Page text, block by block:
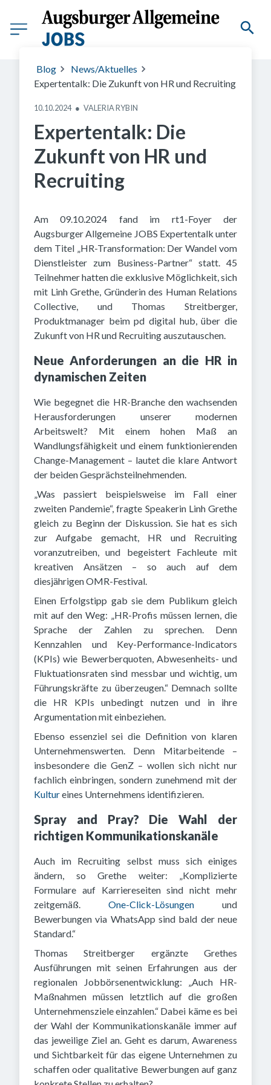
Blog
News/Aktuelles
Expertentalk: Die Zukunft von HR und Recruiting
10.10.2024 ● VALERIA RYBIN
Expertentalk: Die
Zukunft von HR und
Recruiting
Am 09.10.2024 fand im rt1-Foyer der
Augsburger Allgemeine JOBS Expertentalk unter
dem Titel „HR-Transformation: Der Wandel vom
Dienstleister zum Business-Partner“ statt. 45
Teilnehmer hatten die exklusive Möglichkeit, sich
mit Linh Grethe, Gründerin des Human Relations
Collective, und Thomas Streitberger,
Produktmanager beim pd digital hub, über die
Zukunft von HR und Recruiting auszutauschen.
Neue Anforderungen an die HR in
dynamischen Zeiten
Wie begegnet die HR-Branche den wachsenden
Herausforderungen unserer modernen
Arbeitswelt? Mit einem hohen Maß an
Wandlungsfähigkeit und einem funktionierenden
Change-Management – lautet die klare Antwort
der beiden Gesprächsteilnehmenden.
„Was passiert beispielsweise im Fall einer
zweiten Pandemie“, fragte Speakerin Linh Grethe
gleich zu Beginn der Diskussion. Sie hat es sich
zur Aufgabe gemacht, HR und Recruiting
voranzutreiben, und begeistert Fachleute mit
kreativen Ansätzen – so auch auf dem
diesjährigen OMR-Festival.
Einen Erfolgstipp gab sie dem Publikum gleich
mit auf den Weg: „HR-Profis müssen lernen, die
Sprache der Zahlen zu sprechen. Denn
Kennzahlen und Key-Performance-Indicators
(KPIs) wie Bewerberquoten, Abwesenheits- und
Fluktuationsraten sind messbar und wichtig, um
Führungskräfte zu überzeugen.“ Demnach sollte
die HR KPIs unbedingt nutzen und in ihre
Argumentation mit einbeziehen.
Ebenso essenziel sei die Definition von klaren
Unternehmenswerten. Denn Mitarbeitende –
insbesondere die GenZ – wollen sich nicht nur
fachlich einbringen, sondern zunehmend mit der
Kultureines Unternehmens identifizieren.
Spray and Pray? Die Wahl der
richtigen Kommunikationskanäle
Auch im Recruiting selbst muss sich einiges
ändern, so Grethe weiter: „Komplizierte
Formulare auf Karriereseiten sind nicht mehr
zeitgemäß. One-Click-Lösungen und
Bewerbungen via WhatsApp sind bald der neue
Standard.“
Thomas Streitberger ergänzte Grethes
Ausführungen mit seinen Erfahrungen aus der
regionalen Jobbörsenentwicklung: „Auch HR-
Maßnahmen müssen letztlich auf die großen
Unternehmensziele einzahlen.“ Dabei käme es bei
der Wahl der Kommunikationskanäle immer auf
das jeweilige Ziel an. Geht es darum, Awareness
und Sichtbarkeit für das eigene Unternehmen zu
schaffen oder qualitative Bewerbungen auf ganz